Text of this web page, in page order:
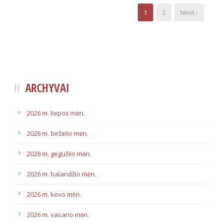
1 2 Next ›
ARCHYVAI
2026 m. liepos mėn.
2026 m. birželio mėn.
2026 m. gegužės mėn.
2026 m. balandžio mėn.
2026 m. kovo mėn.
2026 m. vasario mėn.